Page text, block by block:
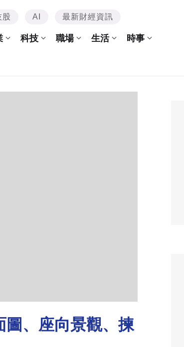
股 AI 最新財經資訊
科技 職場 生活 時事
圖、座向景觀、揀